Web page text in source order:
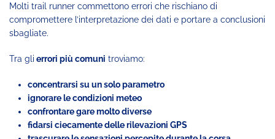
Molti trail runner commettono errori che rischiano di
compromettere l’interpretazione dei dati e portare a conclusioni
sbagliate.
Tra gli errori più comuni troviamo:
concentrarsi su un solo parametro
ignorare le condizioni meteo
confrontare gare molto diverse
fidarsi ciecamente delle rilevazioni GPS